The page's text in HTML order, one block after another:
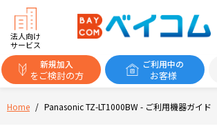
Home / Panasonic TZ-LT1000BW - ご利用機器ガイド
法人向け
サービス
新規加入
をご検討の方
ご利用中の
お客様